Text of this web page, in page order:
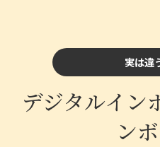
実は違
デジタルイン
ン